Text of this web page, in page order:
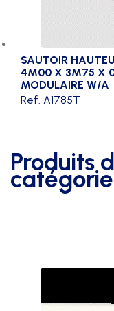
SAUTOIR
4M00 X 3M75 X
MODULAIRE W/A
Ref. A1785T
Produits
catégorie